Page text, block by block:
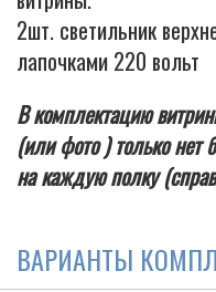
2шт. светильник
лапочками 220 вольт
В комплектацию
(или фото ) только нет
на каждую полку
ВАРИАНТЫ